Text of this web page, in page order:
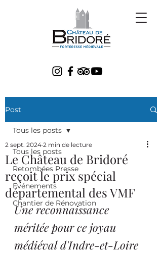
Post
Tous les posts
Retombées Presse
Evénements
Chantier de Rénovation
Tous les posts
Le Château de Bridoré
reçoit le prix spécial
départemental des VMF
2 sept. 2024 2 min de lecture
Une reconnaissance
méritée pour ce joyau
médiéval d'Indre-et-Loire